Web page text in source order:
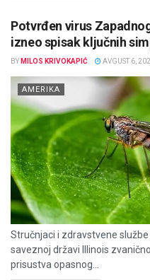
Potvrđen virus
izneo spisak ključnih
BY MILOS KRIVOKAPIĆ AVGUST 6,
AMERIKA
Stručnjaci i zdravstvene
saveznoj državi Illinois
prisustva opasnog...